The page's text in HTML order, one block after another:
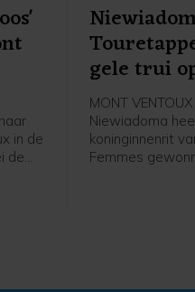
in de
de
gele trui
Ventoux
MONT
Niewiadoma
koninginnenrit
Femmes